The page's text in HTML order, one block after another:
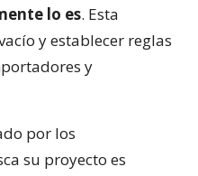
lo es. Esta
y establecer reglas
y
por los
su proyecto es